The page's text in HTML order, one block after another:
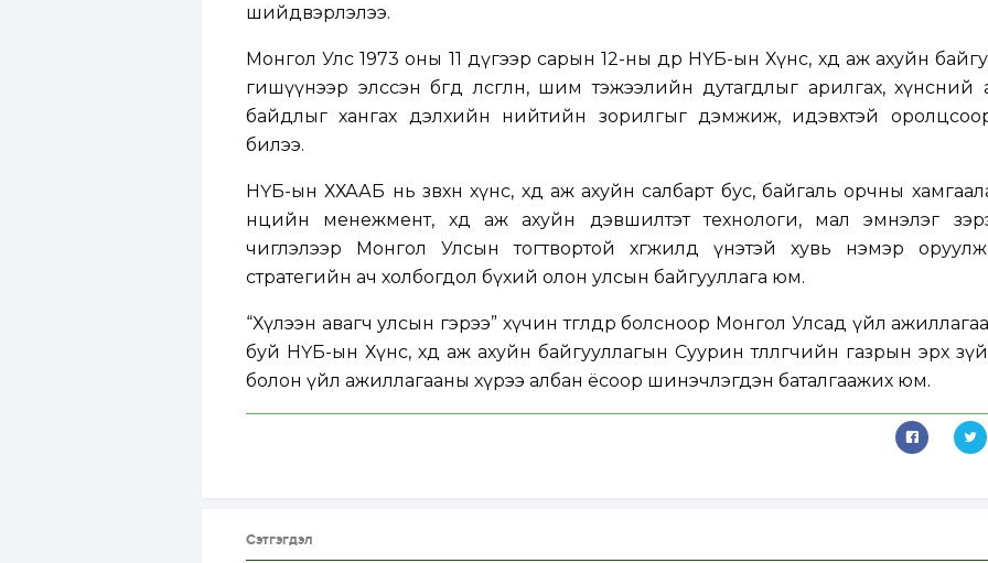
шийдвэрлэлээ.
Монгол Улс 1973 оны 11 дүгээр сарын 12-ны өдөр НҮБ-ын Хүнс, хөдөө аж ахуйн
гишүүнээр элссэн бөгөөд өлсгөлөн, шим тэжээлийн дутагдлыг арилгах, хүнсний
байдлыг хангах дэлхийн нийтийн зорилгыг дэмжиж, идэвхтэй
билээ.
НҮБ-ын ХХААБ нь зөвхөн хүнс, хөдөө аж ахуйн салбарт бус, байгаль орчны
нөөцийн менежмент, хөдөө аж ахуйн дэвшилтэт технологи, мал эмнэлэг
чиглэлээр Монгол Улсын тогтвортой хөгжилд үнэтэй хувь нэмэр
стратегийн ач холбогдол бүхий олон улсын байгууллага юм.
“Хүлээн авагч улсын гэрээ” хүчин төгөлдөр болсноор Монгол Улсад үйл
буй НҮБ-ын Хүнс, хөдөө аж ахуйн байгууллагын Суурин төлөөлөгчийн газрын эрх
болон үйл ажиллагааны хүрээ албан ёсоор шинэчлэгдэн баталгаажих юм.
Сэтгэгдэл